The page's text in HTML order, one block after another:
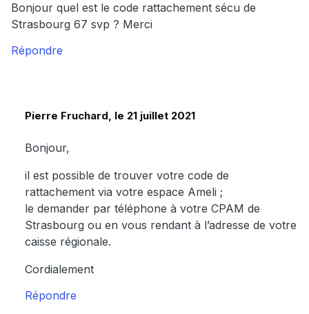
Bonjour quel est le code rattachement sécu de
Strasbourg 67 svp ? Merci
Répondre
Pierre Fruchard, le 21 juillet 2021
Bonjour,
il est possible de trouver votre code de
rattachement via votre espace Ameli ;
le demander par téléphone à votre CPAM de
Strasbourg ou en vous rendant à l’adresse de votre
caisse régionale.
Cordialement
Répondre